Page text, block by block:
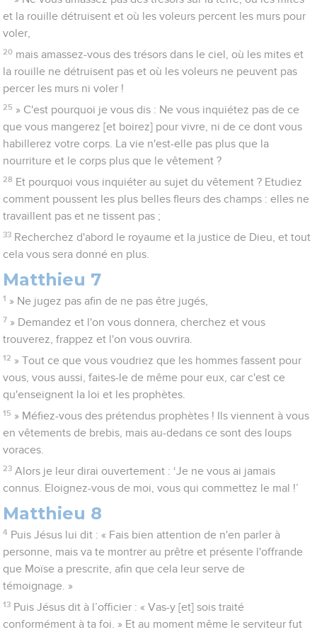
et la rouille détruisent et où les voleurs percent les murs pour
voler,
20 mais amassez-vous des trésors dans le ciel, où les mites et
la rouille ne détruisent pas et où les voleurs ne peuvent pas
percer les murs ni voler !
25 » C'est pourquoi je vous dis : Ne vous inquiétez pas de ce
que vous mangerez [et boirez] pour vivre, ni de ce dont vous
habillerez votre corps. La vie n'est-elle pas plus que la
nourriture et le corps plus que le vêtement ?
28 Et pourquoi vous inquiéter au sujet du vêtement ? Etudiez
comment poussent les plus belles fleurs des champs : elles ne
travaillent pas et ne tissent pas ;
33 Recherchez d'abord le royaume et la justice de Dieu, et tout
cela vous sera donné en plus.
Matthieu 7
1 » Ne jugez pas afin de ne pas être jugés,
7 » Demandez et l'on vous donnera, cherchez et vous
trouverez, frappez et l'on vous ouvrira.
12 » Tout ce que vous voudriez que les hommes fassent pour
vous, vous aussi, faites-le de même pour eux, car c'est ce
qu'enseignent la loi et les prophètes.
15 » Méfiez-vous des prétendus prophètes ! Ils viennent à vous
en vêtements de brebis, mais au-dedans ce sont des loups
voraces.
23 Alors je leur dirai ouvertement : ‘Je ne vous ai jamais
connus. Eloignez-vous de moi, vous qui commettez le mal !’
Matthieu 8
4 Puis Jésus lui dit : « Fais bien attention de n'en parler à
personne, mais va te montrer au prêtre et présente l'offrande
que Moïse a prescrite, afin que cela leur serve de
témoignage. »
13 Puis Jésus dit à l’officier : « Vas-y [et] sois traité
conformément à ta foi. » Et au moment même le serviteur fut